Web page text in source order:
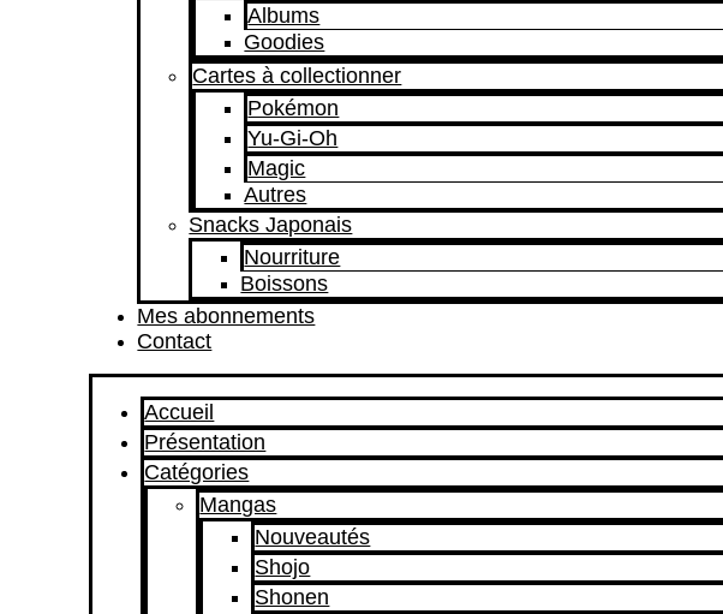
Albums
Goodies
Cartes à collectionner
Pokémon
Yu-Gi-Oh
Magic
Autres
Snacks Japonais
Nourriture
Boissons
Mes abonnements
Contact
Accueil
Présentation
Catégories
Mangas
Nouveautés
Shojo
Shonen